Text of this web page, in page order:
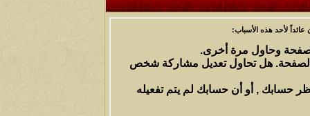
لأحد هذه الأسباب:
وحاول مرة أخرى.
الصفحة. هل تحاول تعديل مشاركة شخص
حسابك , أو أن حسابك لم يتم تفعيله